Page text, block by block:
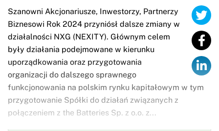
Szanowni Akcjonariusze, Inwestorzy, Partnerzy
Biznesowi Rok 2024 przyniósł dalsze zmiany w
działalności NXG (NEXITY). Głównym celem
były działania podejmowane w kierunku
uporządkowania oraz przygotowania
organizacji do dalszego sprawnego
funkcjonowania na polskim rynku kapitałowym w tym
przygotowanie Spółki do działań związanych z
połączeniem z the Batteries Sp. z o.o. z...